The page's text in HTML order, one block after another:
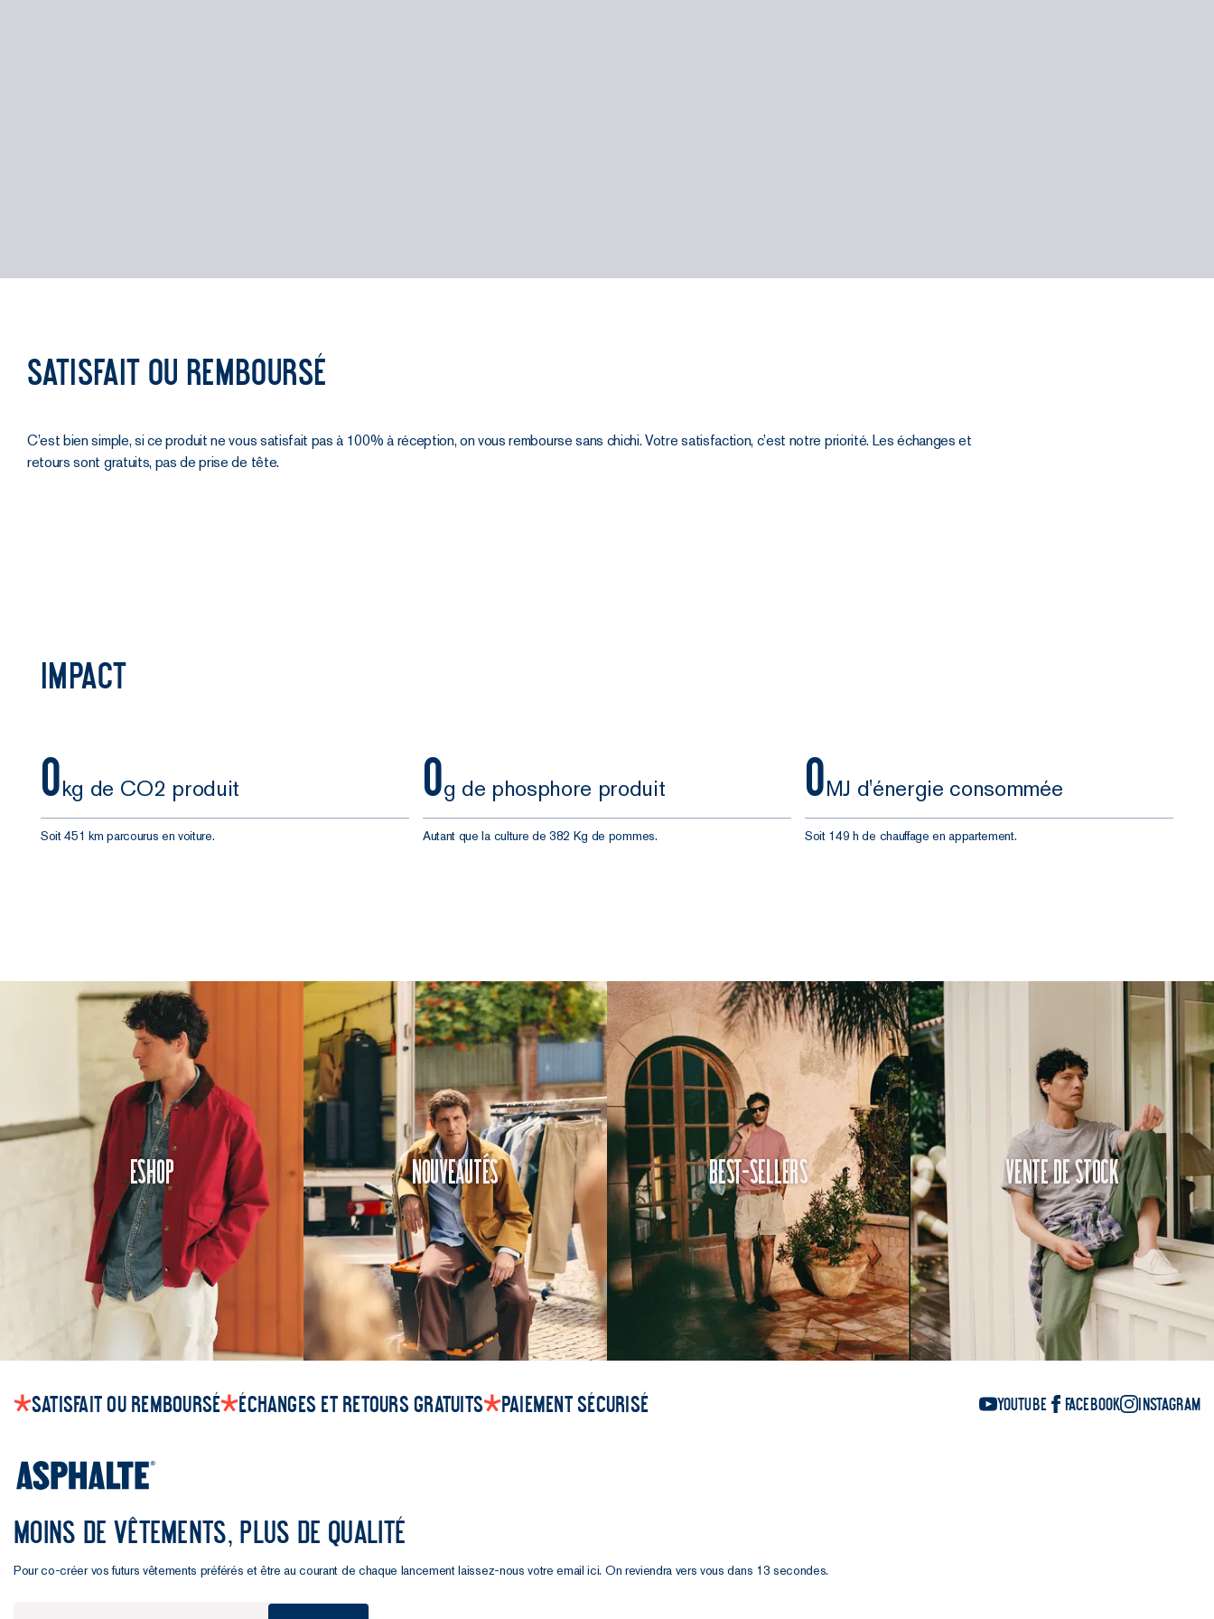
Satisfait ou remboursé
C’est bien simple, si ce produit ne vous satisfait pas à 100% à réception, on vous rembourse sans chichi. Votre satisfaction, c’est notre priorité. Les échanges et
retours sont gratuits, pas de prise de tête.
Impact
0kg de CO2 produit
Soit 451 km parcourus en voiture.
0g de phosphore produit
Autant que la culture de 382 Kg de pommes.
0MJ d'énergie consommée
Soit 149 h de chauffage en appartement.
Eshop Nouveautés Best-Sellers Vente de Stock
Satisfait ou remboursé Échanges et retours gratuits Paiement sécurisé YouTube Facebook Instagram
MOINS DE VÊTEMENTS, PLUS DE QUALITÉ
Pour co-créer vos futurs vêtements préférés et être au courant de chaque lancement laissez-nous votre email ici. On reviendra vers vous dans 13 secondes.